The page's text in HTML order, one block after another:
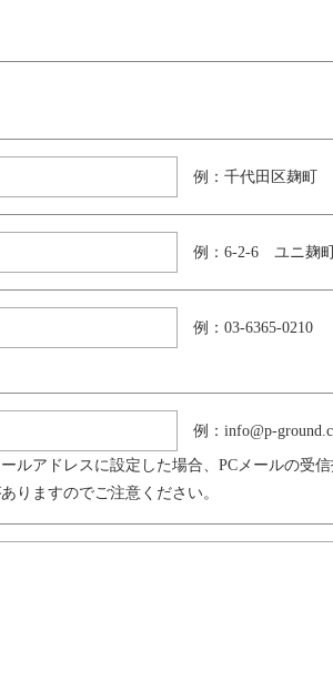
例：千代田区麹町
例：6-2-6 ユニ麹
例：03-6365-0210
例：info@p-
ルアドレスに設定した場合、PCメールの受
りますのでご注意ください。